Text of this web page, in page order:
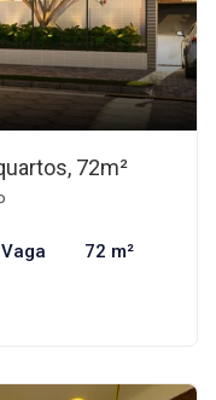
72m²
72 m²